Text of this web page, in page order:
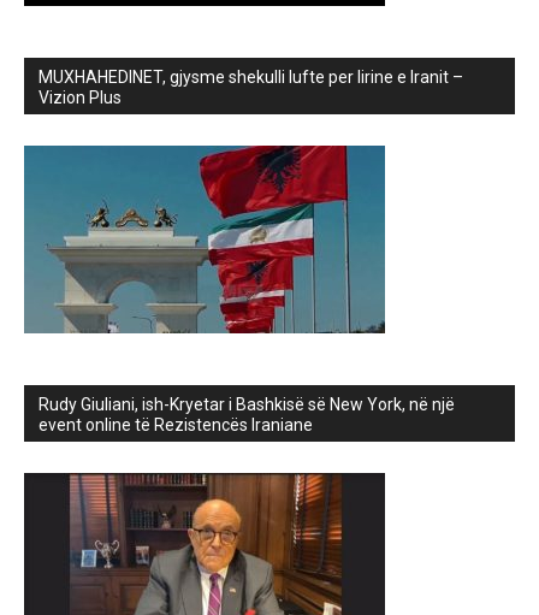
MUXHAHEDINET, gjysme shekulli lufte per lirine e Iranit –
Vizion Plus
Rudy Giuliani, ish-Kryetar i Bashkisë së New York, në një
event online të Rezistencës Iraniane